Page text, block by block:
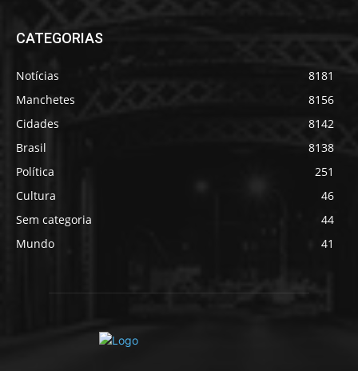
CATEGORIAS
Notícias
8181
Manchetes
8156
Cidades
8142
Brasil
8138
Política
251
Cultura
46
Sem categoria
44
Mundo
41